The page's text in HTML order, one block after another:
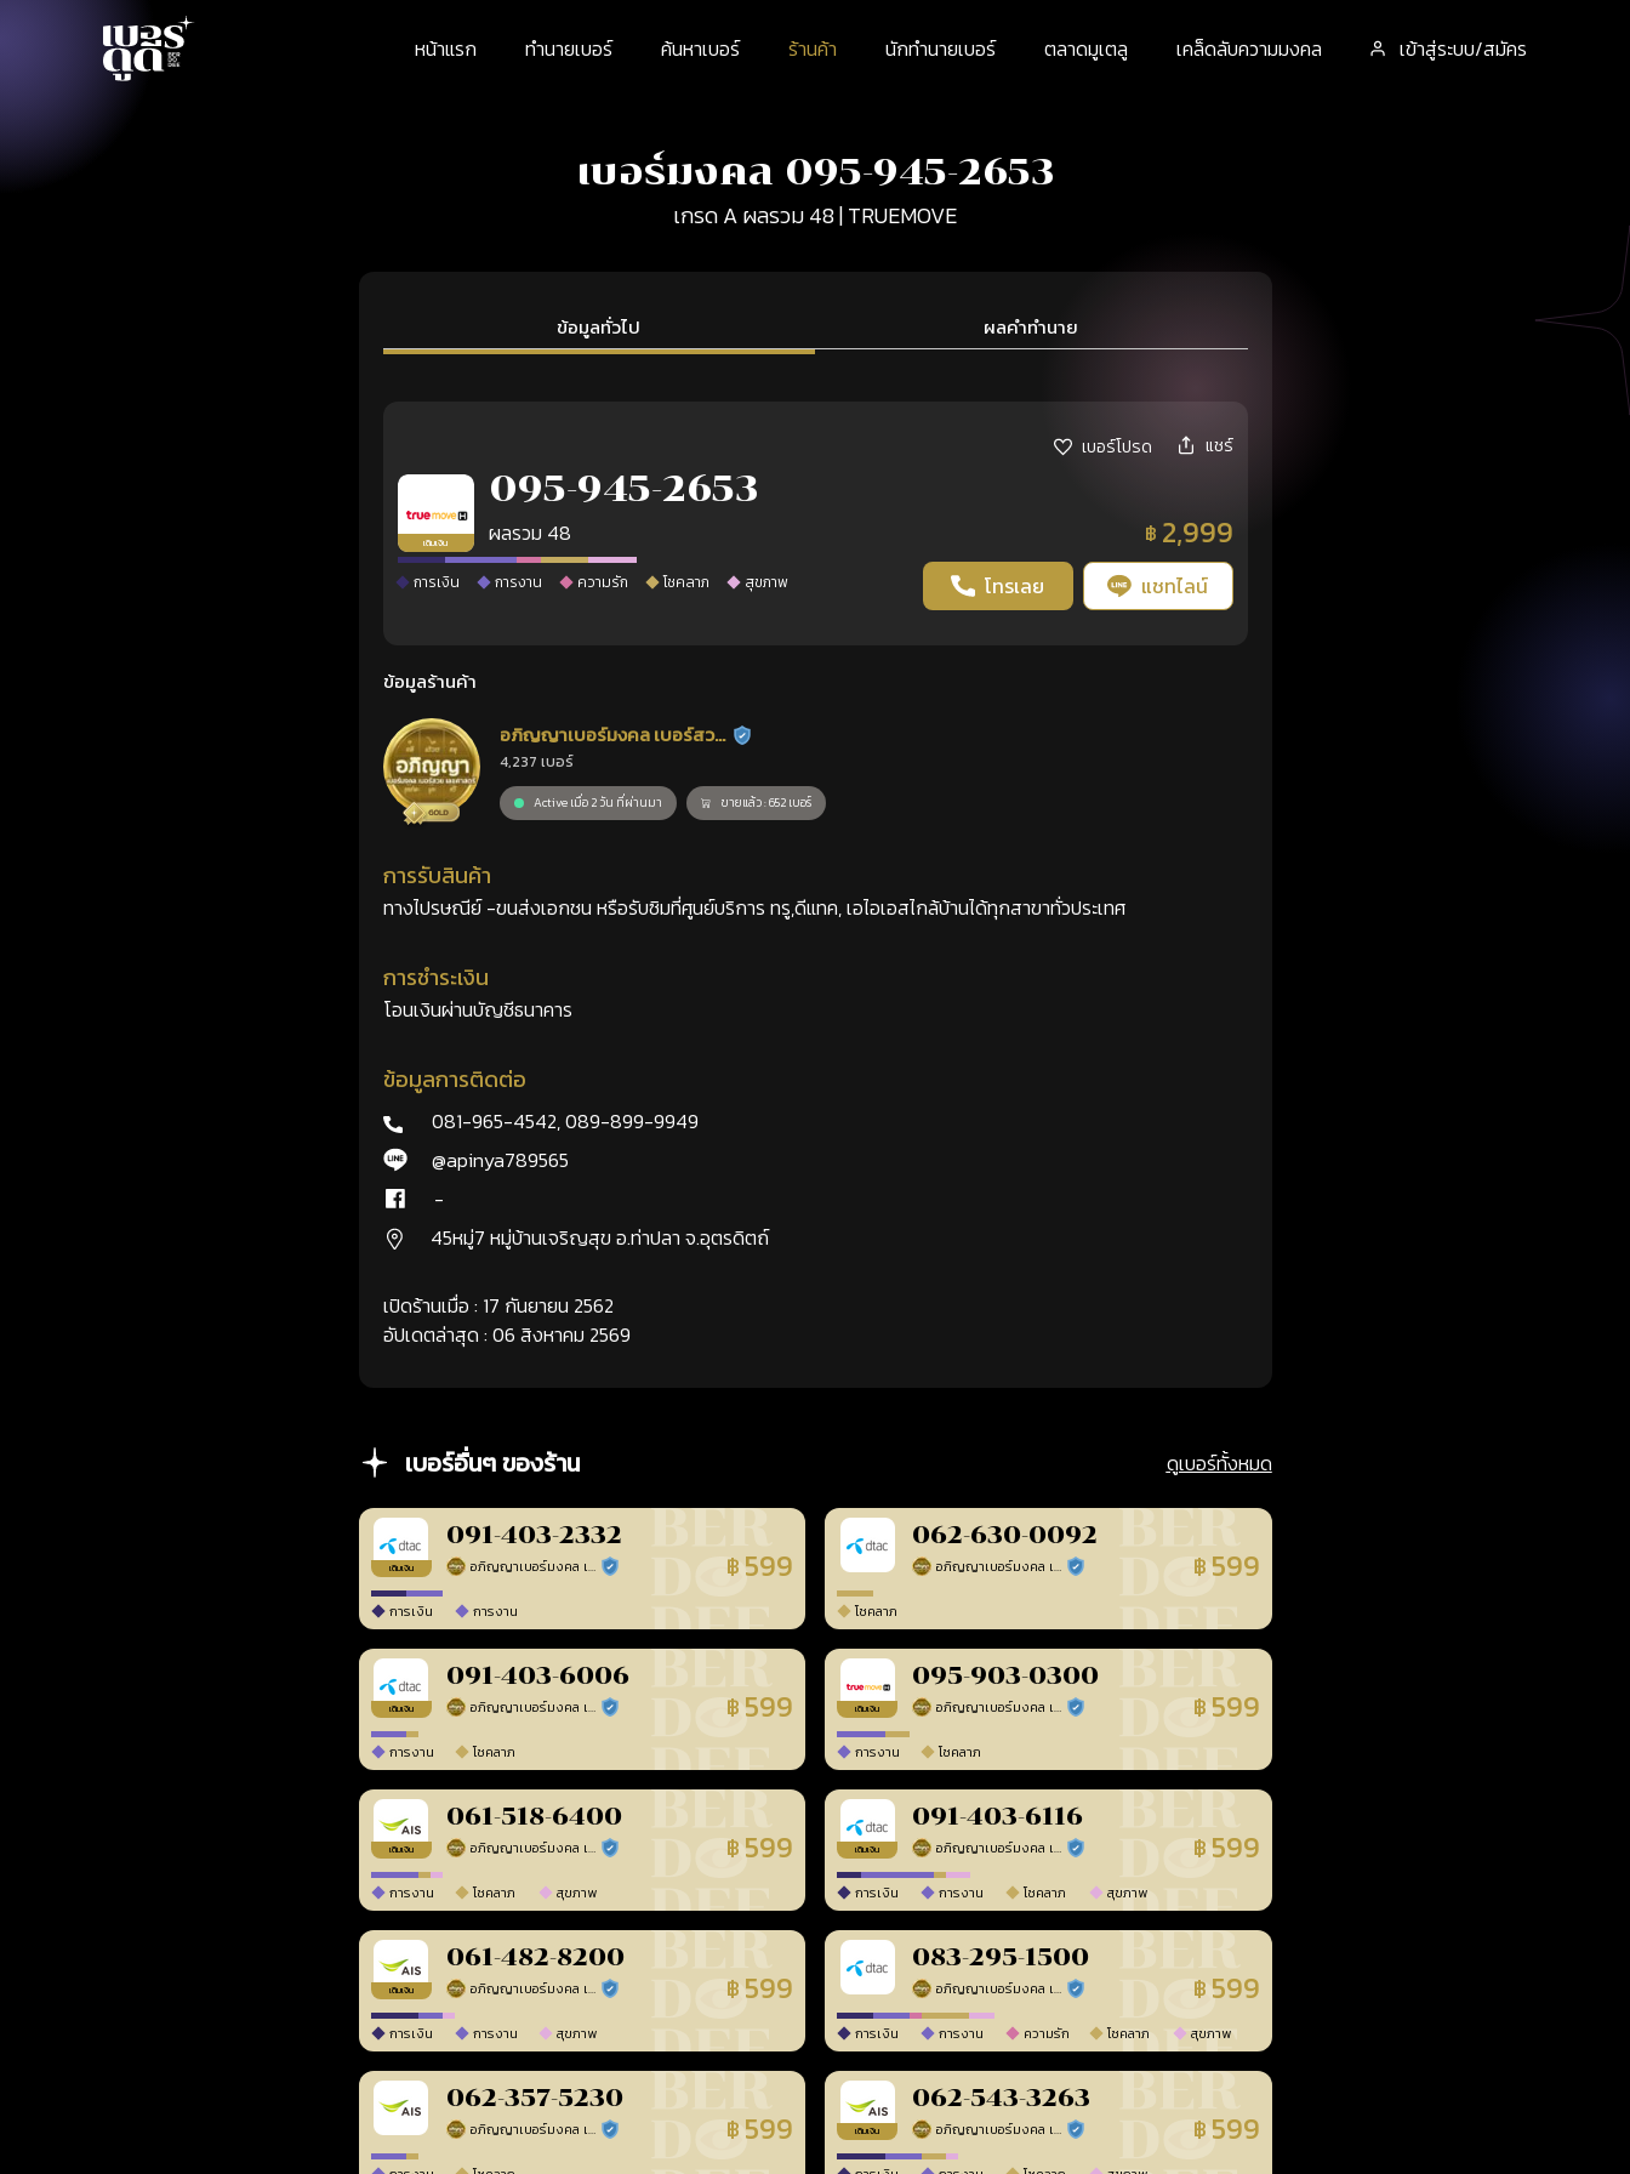
หน้าแรก ทำนายเบอร์ ค้นหาเบอร์ ร้านค้า นักทำนายเบอร์ ตลาดมูเตลู เคล็ดลับความมงคล เข้าสู่ระบบ/สมัคร
เบอร์มงคล 095-945-2653
เกรด A ผลรวม 48 | TRUEMOVE
ข้อมูลทั่วไป ผลคำทำนาย
เบอร์โปรด แชร์
เติมเงิน
095-945-2653
ผลรวม 48 ฿ 2,999
การเงิน การงาน ความรัก โชคลาภ สุขภาพ โทรเลย แชทไลน์
ข้อมูลร้านค้า
อภิญญาเบอร์มงคล เบอร์สวย
เลขศาสตร์
ร้านยืนยันแล้ว
4,237 เบอร์
Active เมื่อ 2 วัน ที่ผ่านมา ขายแล้ว : 652 เบอร์
การรับสินค้า
ทางไปรษณีย์ -ขนส่งเอกชน หรือรับซิมที่ศูนย์บริการ ทรู,ดีแทค, เอไอเอสไกล้บ้านได้ทุกสาขาทั่วประเทศ
การชำระเงิน
โอนเงินผ่านบัญชีธนาคาร
ข้อมูลการติดต่อ
081-965-4542,089-899-9949
@apinya789565
-
45หมู่7 หมู่บ้านเจริญสุข อ.ท่าปลา จ.อุตรดิตถ์
เปิดร้านเมื่อ : 17 กันยายน 2562
อัปเดตล่าสุด : 06 สิงหาคม 2569
เบอร์อื่นๆ ของร้าน ดูเบอร์ทั้งหมด
เติมเงิน
091-403-2332
อภิญญาเบอร์มงคล เบอร์สวยเลขศาสตร์ ร้านยืนยันแล้ว ฿ 599
การเงิน การงาน
062-630-0092
อภิญญาเบอร์มงคล เบอร์สวยเลขศาสตร์ ร้านยืนยันแล้ว ฿ 599
โชคลาภ
เติมเงิน
091-403-6006
อภิญญาเบอร์มงคล เบอร์สวยเลขศาสตร์ ร้านยืนยันแล้ว ฿ 599
การงาน โชคลาภ
เติมเงิน
095-903-0300
อภิญญาเบอร์มงคล เบอร์สวยเลขศาสตร์ ร้านยืนยันแล้ว ฿ 599
การงาน โชคลาภ
เติมเงิน
061-518-6400
อภิญญาเบอร์มงคล เบอร์สวยเลขศาสตร์ ร้านยืนยันแล้ว ฿ 599
การงาน โชคลาภ สุขภาพ
เติมเงิน
091-403-6116
อภิญญาเบอร์มงคล เบอร์สวยเลขศาสตร์ ร้านยืนยันแล้ว ฿ 599
การเงิน การงาน โชคลาภ สุขภาพ
เติมเงิน
061-482-8200
อภิญญาเบอร์มงคล เบอร์สวยเลขศาสตร์ ร้านยืนยันแล้ว ฿ 599
การเงิน การงาน สุขภาพ
083-295-1500
อภิญญาเบอร์มงคล เบอร์สวยเลขศาสตร์ ร้านยืนยันแล้ว ฿ 599
การเงิน การงาน ความรัก โชคลาภ สุขภาพ
062-357-5230
อภิญญาเบอร์มงคล เบอร์สวยเลขศาสตร์ ร้านยืนยันแล้ว ฿ 599 เติมเงิน
062-543-3263
อภิญญาเบอร์มงคล เบอร์สวยเลขศาสตร์ ร้านยืนยันแล้ว ฿ 599